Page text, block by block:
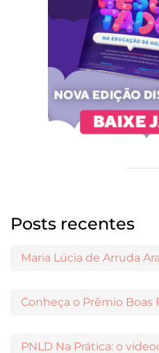
Posts recentes
Conheça o Prêmio Boas